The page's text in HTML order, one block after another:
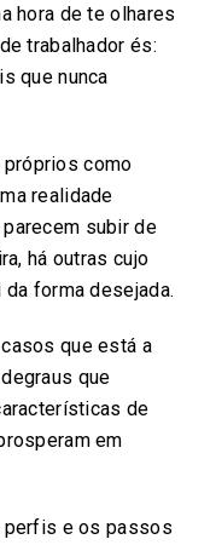
hora de te olhares
trabalhador és:
que nunca
como
realidade
subir de
há outras cujo
forma desejada.
que está a
que
de
em
e os passos